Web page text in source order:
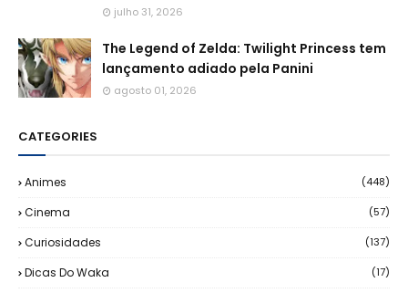
julho 31, 2026
The Legend of Zelda: Twilight Princess tem
lançamento adiado pela Panini
agosto 01, 2026
CATEGORIES
Animes (448)
Cinema (57)
Curiosidades (137)
Dicas Do Waka (17)